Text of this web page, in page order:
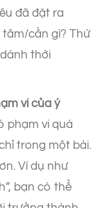
đã đặt ra
tâm/cần gì? Thứ
thời
vi của ý
phạm vi quá
trong một bài.
Ví dụ như
bạn có thể